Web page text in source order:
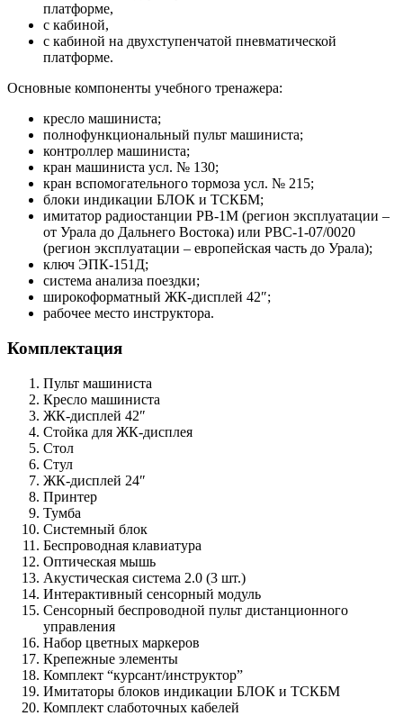
платформе,
с кабиной,
с кабиной на двухступенчатой пневматической
платформе.
Основные компоненты учебного тренажера:
кресло машиниста;
полнофункциональный пульт машиниста;
контроллер машиниста;
кран машиниста усл. № 130;
кран вспомогательного тормоза усл. № 215;
блоки индикации БЛОК и ТСКБМ;
имитатор радиостанции РВ-1М (регион эксплуатации –
от Урала до Дальнего Востока) или РВС-1-07/0020
(регион эксплуатации – европейская часть до Урала);
ключ ЭПК-151Д;
система анализа поездки;
широкоформатный ЖК-дисплей 42″;
рабочее место инструктора.
Комплектация
Пульт машиниста
Кресло машиниста
ЖК-дисплей 42″
Стойка для ЖК-дисплея
Стол
Стул
ЖК-дисплей 24″
Принтер
Тумба
Системный блок
Беспроводная клавиатура
Оптическая мышь
Акустическая система 2.0 (3 шт.)
Интерактивный сенсорный модуль
Сенсорный беспроводной пульт дистанционного
управления
Набор цветных маркеров
Крепежные элементы
Комплект “курсант/инструктор”
Имитаторы блоков индикации БЛОК и ТСКБМ
Комплект слаботочных кабелей